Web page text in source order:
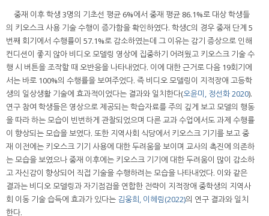
중재 이후 학생 3명의 기초선 평균 6%에서 중재 평균 86.1%로 대상 학생들
의 키오스크 사용 기술 수행이 증가함을 확인하였다. 학생C의 경우 중재 단계 5
번째 회기에서 수행률이 57.1%로 감소하였는데 그 이유는 감기 증상으로 인해
컨디션이 좋지 않아 비디오 모델링 영상에 집중하기 어려웠고 키오스크 기술 수
행 시 버튼을 조작할 때 오반응을 나타내었다. 이에 대한 근거로 다음 19회기에
서는 바로 100%의 수행률을 보여주었다. 즉 비디오 모델링이 지적장애 고등학
생의 일상생활 기술에 효과적이었다는 결과와 일치한다(오윤미, 정선화 2020).
연구 참여 학생들은 영상으로 제공되는 학습자료를 주의 깊게 보고 모델의 행동
을 따라 하는 모습이 빈번하게 관찰되었으며 다른 교과 수업에서도 과제 수행률
이 향상되는 모습을 보였다. 또한 지역사회 식당에서 키오스크 기기를 보고 중
재 이전에는 키오스크 기기 사용에 대한 두려움을 보이며 교사의 촉진에 의존하
는 모습을 보였으나 중재 이후에는 키오스크 기기에 대한 두려움이 많이 감소하
고 자신감이 향상되어 직접 기술을 수행하려는 모습을 나타내었다. 이와 같은
결과는 비디오 모델링과 자기점검을 연합한 전략이 지적장애 중학생의 지역사
회 이동 기술 습득에 효과가 있다는 김웅희, 이혜림(2022)의 연구 결과와 일치
한다.